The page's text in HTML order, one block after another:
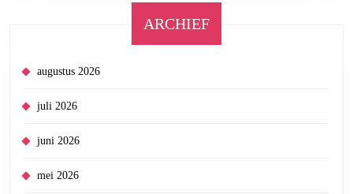
ARCHIEF
augustus 2026
juli 2026
juni 2026
mei 2026